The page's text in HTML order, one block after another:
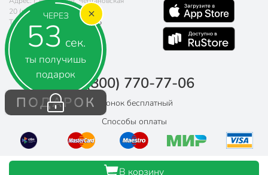
ЧЕРЕЗ
52 сек.
ты получишь
подарок
ПОДАРОК
20 (метро Южная)
Телефон:
8 (800) 770-77-06
Почта:sales@poryadok.ru
8 (800) 770-77-06
Звонок бесплатный
Способы оплаты
В корзину